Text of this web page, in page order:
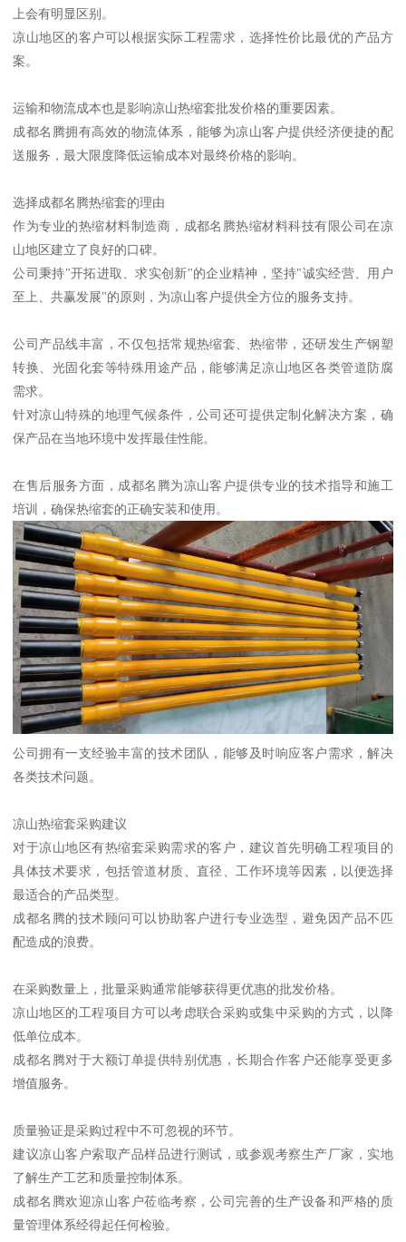
上会有明显区别。
凉山地区的客户可以根据实际工程需求，选择性价比最优的产品方
案。
运输和物流成本也是影响凉山热缩套批发价格的重要因素。
成都名腾拥有高效的物流体系，能够为凉山客户提供经济便捷的配
送服务，最大限度降低运输成本对最终价格的影响。
选择成都名腾热缩套的理由
作为专业的热缩材料制造商，成都名腾热缩材料科技有限公司在凉
山地区建立了良好的口碑。
公司秉持"开拓进取、求实创新"的企业精神，坚持"诚实经营、用户
至上、共赢发展"的原则，为凉山客户提供全方位的服务支持。
公司产品线丰富，不仅包括常规热缩套、热缩带，还研发生产钢塑
转换、光固化套等特殊用途产品，能够满足凉山地区各类管道防腐
需求。
针对凉山特殊的地理气候条件，公司还可提供定制化解决方案，确
保产品在当地环境中发挥最佳性能。
在售后服务方面，成都名腾为凉山客户提供专业的技术指导和施工
培训，确保热缩套的正确安装和使用。
公司拥有一支经验丰富的技术团队，能够及时响应客户需求，解决
各类技术问题。
凉山热缩套采购建议
对于凉山地区有热缩套采购需求的客户，建议首先明确工程项目的
具体技术要求，包括管道材质、直径、工作环境等因素，以便选择
最适合的产品类型。
成都名腾的技术顾问可以协助客户进行专业选型，避免因产品不匹
配造成的浪费。
在采购数量上，批量采购通常能够获得更优惠的批发价格。
凉山地区的工程项目方可以考虑联合采购或集中采购的方式，以降
低单位成本。
成都名腾对于大额订单提供特别优惠，长期合作客户还能享受更多
增值服务。
质量验证是采购过程中不可忽视的环节。
建议凉山客户索取产品样品进行测试，或参观考察生产厂家，实地
了解生产工艺和质量控制体系。
成都名腾欢迎凉山客户莅临考察，公司完善的生产设备和严格的质
量管理体系经得起任何检验。